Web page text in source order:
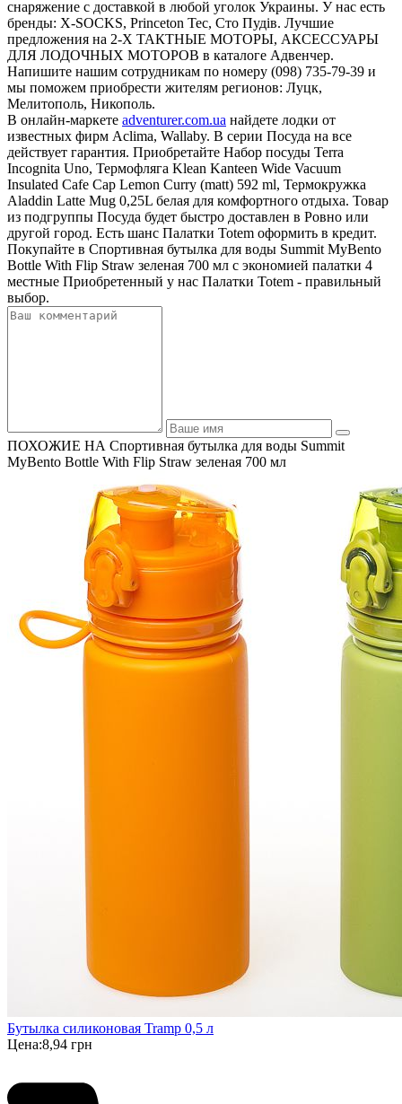
снаряжение с доставкой в любой уголок Украины. У нас есть
бренды: X-SOCKS, Princeton Tec, Сто Пудів. Лучшие
предложения на 2-Х ТАКТНЫЕ МОТОРЫ, АКСЕССУАРЫ
ДЛЯ ЛОДОЧНЫХ МОТОРОВ в каталоге Адвенчер.
Напишите нашим сотрудникам по номеру (098) 735-79-39 и
мы поможем приобрести жителям регионов: Луцк,
Мелитополь, Никополь.
В онлайн-маркете adventurer.com.ua найдете лодки от
известных фирм Aclima, Wallaby. В серии Посуда на все
действует гарантия. Приобретайте Набор посуды Terra
Incognita Uno, Термофляга Klean Kanteen Wide Vacuum
Insulated Cafe Cap Lemon Curry (matt) 592 ml, Термокружка
Aladdin Latte Mug 0,25L белая для комфортного отдыха. Товар
из подгруппы Посуда будет быстро доставлен в Ровно или
другой город. Есть шанс Палатки Totem оформить в кредит.
Покупайте в Спортивная бутылка для воды Summit MyBento
Bottle With Flip Straw зеленая 700 мл с экономией палатки 4
местные Приобретенный у нас Палатки Totem - правильный
выбор.
ПОХОЖИЕ НА Спортивная бутылка для воды Summit
MyBento Bottle With Flip Straw зеленая 700 мл
Бутылка силиконовая Tramp 0,5 л
Цена:8,94 грн